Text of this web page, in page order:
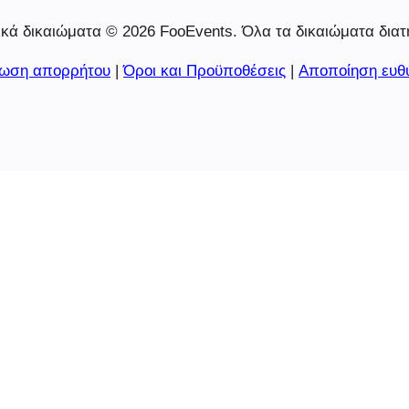
δικαιώματα © 2026 FooEvents. Όλα τα δικαιώματα
απορρήτου |Όροι και Προϋποθέσεις | Αποποίηση